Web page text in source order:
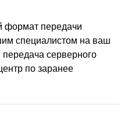
формат передачи
специалистом на ваш
передача серверного
по заранее